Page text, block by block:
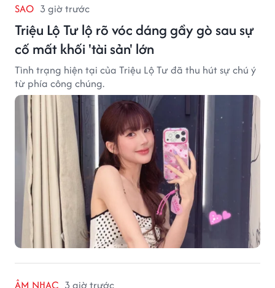
SAO 3 giờ trước
Triệu Lộ Tư lộ rõ vóc dáng gầy gò sau sự
cố mất khối 'tài sản' lớn
Tình trạng hiện tại của Triệu Lộ Tư đã thu hút sự chú ý
từ phía công chúng.
ÂM NHẠC 3 giờ trước